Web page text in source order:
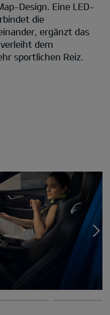
Design. Eine LED-
die
ergänzt das
dem
sportlichen Reiz.